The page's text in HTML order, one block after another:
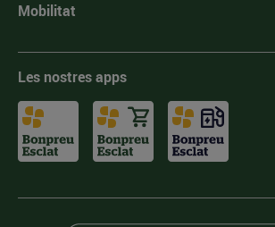
Mobilitat
Les nostres apps